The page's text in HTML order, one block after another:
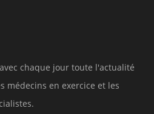
chaque jour toute l'actualité
médecins en exercice et les